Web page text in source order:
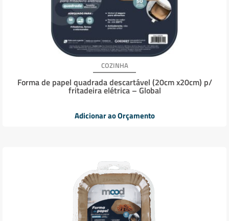
COZINHA
Forma de papel quadrada descartável (20cm x20cm) p/
fritadeira elétrica – Global
Adicionar ao Orçamento